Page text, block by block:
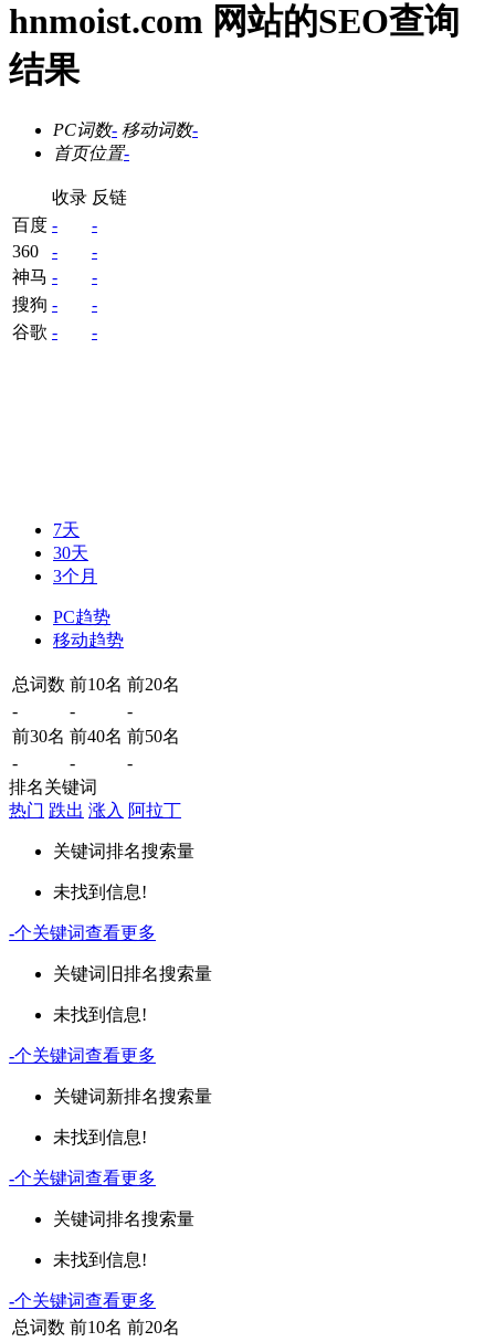
hnmoist.com 网站的SEO查询
结果
PC词数- 移动词数-
首页位置-
收录 反链
百度 -
-
360
-
-
神马 -
-
搜狗 -
-
谷歌 - -
7天
30天
3个月
PC趋势
移动趋势
总词数 前10名 前20名
-
-
-
前30名 前40名 前50名
-
-
-
排名关键词
热门 跌出 涨入 阿拉丁
关键词排名搜索量
未找到信息!
-个关键词查看更多
关键词 旧排名搜索量
未找到信息!
-个关键词查看更多
关键词新排名搜索量
未找到信息!
-个关键词查看更多
关键词排名搜索量
未找到信息!
-个关键词查看更多
总词数 前10名 前20名